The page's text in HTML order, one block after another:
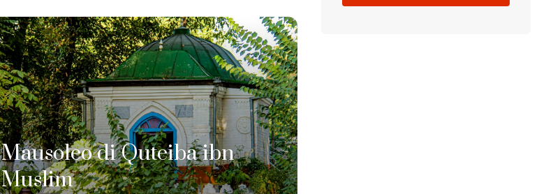
Mausoleo di Quteiba ibn
Muslim